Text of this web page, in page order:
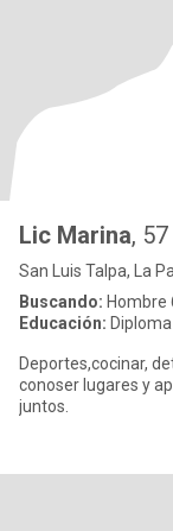
Lic Marina, 57
San Luis Talpa, La
Buscando: Hombre
Educación:
Deportes,cocinar,
conoser lugares y
juntos.